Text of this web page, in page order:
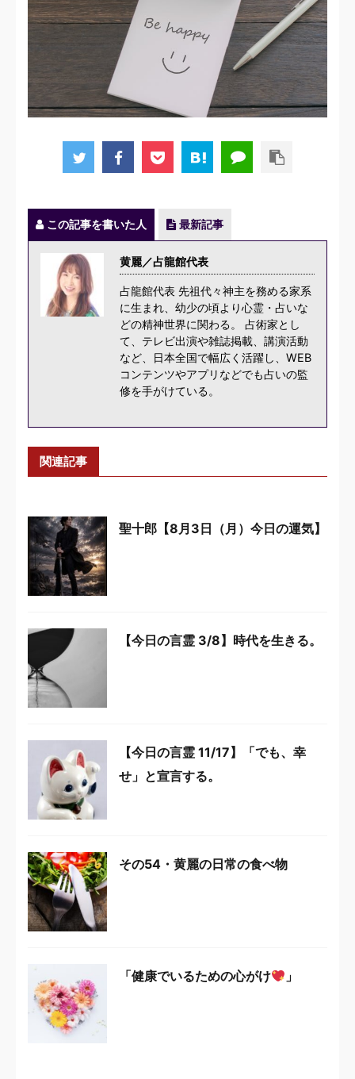
この記事を書いた人 最新記事
黄麗／占龍館代表
占龍館代表 先祖代々神主を務める家系
に生まれ、幼少の頃より心霊・占いな
どの精神世界に関わる。 占術家とし
て、テレビ出演や雑誌掲載、講演活動
など、日本全国で幅広く活躍し、WEB
コンテンツやアプリなどでも占いの監
修を手がけている。
関連記事
聖十郎【8月3日（月）今日の運気】
【今日の言霊 3/8】時代を生きる。
【今日の言霊 11/17】「でも、幸
せ」と宣言する。
その54・黄麗の日常の食べ物
「健康でいるための心がけ 」